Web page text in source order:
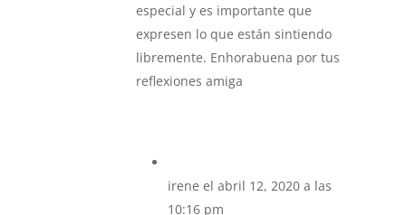
especial y es importante que
expresen lo que están sintiendo
libremente. Enhorabuena por tus
reflexiones amiga
irene el abril 12, 2020 a las
10:16 pm